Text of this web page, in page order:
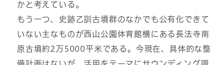
かと考えている。
もう一つ、史跡乙訓古墳群のなかでも公有化できて
いない主なものが西山公園体育館横にある長法寺南
原古墳約2万5000平米である。今現在、具体的な整